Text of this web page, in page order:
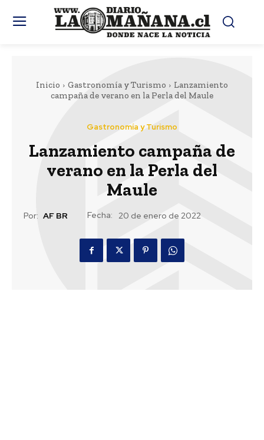
Inicio Gastronomía y Turismo
Lanzamiento
campaña de verano en la Perla del Maule
Gastronomía y Turismo
Lanzamiento campaña de
verano en la Perla del
Maule
Por: AF BR Fecha: 20 de enero de 2022